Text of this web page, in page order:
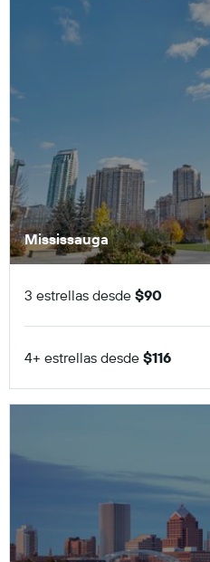
Mississauga
3 estrellas desde $90
4+ estrellas desde $116